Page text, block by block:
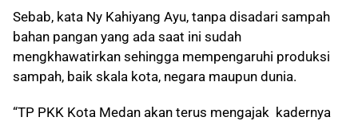
Sebab, kata Ny Kahiyang Ayu, tanpa disadari sampah
bahan pangan yang ada saat ini sudah
mengkhawatirkan sehingga mempengaruhi produksi
sampah, baik skala kota, negara maupun dunia.
“TP PKK Kota Medan akan terus mengajak kadernya